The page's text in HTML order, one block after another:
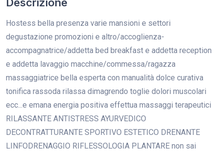
Hostess bella presenza varie mansioni e settori
degustazione promozioni e altro/accoglienza-
accompagnatrice/addetta bed breakfast e addetta reception
e addetta lavaggio macchine/commessa/ragazza
massaggiatrice bella esperta con manualità dolce curativa
tonifica rassoda rilassa dimagrendo toglie dolori muscolari
ecc...e emana energia positiva effettua massaggi terapeutici
RILASSANTE ANTISTRESS AYURVEDICO
DECONTRATTURANTE SPORTIVO ESTETICO DRENANTE
LINFODRENAGGIO RIFLESSOLOGIA PLANTARE non sai